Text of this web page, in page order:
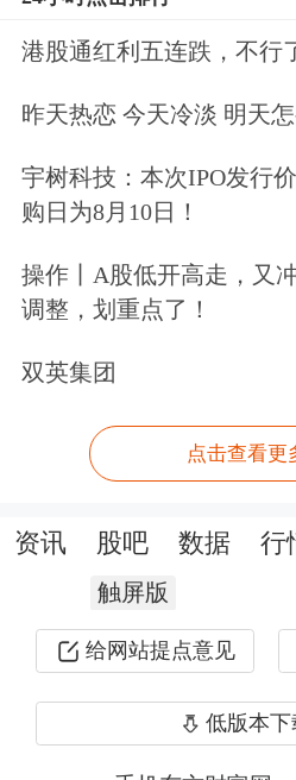
新能源车型销量为
万辆，同比增长19%
此外，沃尔沃汽车在
量为17.22万辆，其
星汽车
一季度销量为
2.67万辆，同比增长
吉利汽车日前发布了
面盈利预告。吉利汽
一季度，会计政策变
持有人溢利为52亿至
港股通红利五连跌，不行
昨天热恋 今天冷淡 明天
宇树科技：本次IPO发行
购日为8月10日！
操作丨A股低开高走，又
调整，划重点了！
双英集团
点击查看更
资讯 股吧 数据 行
触屏版
给网站提点意见
低版本